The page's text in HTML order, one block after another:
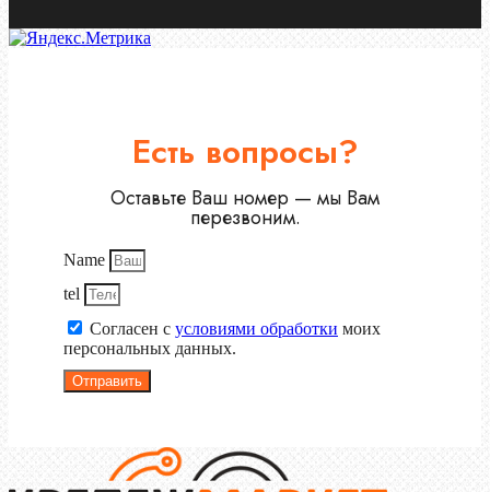
Есть вопросы?
Оставьте Ваш номер — мы Вам
перезвоним.
Name
tel
Согласен с условиями обработки моих
персональных данных.
Отправить